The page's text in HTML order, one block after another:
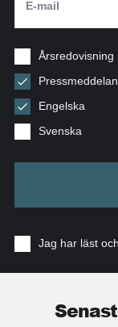
Årsredovisning
Engelska
Svenska
Jag har läst